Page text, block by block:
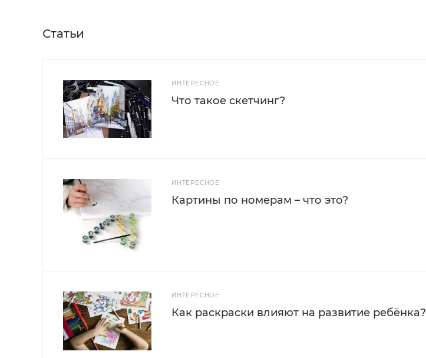
Статьи
ИНТЕРЕСНОЕ
Что такое скетчинг?
ИНТЕРЕСНОЕ
Картины по номерам – что это?
ИНТЕРЕСНОЕ
Как раскраски влияют на развитие ребёнка?